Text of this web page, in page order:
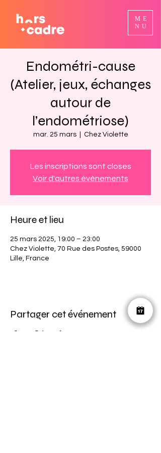
ME
NU
Endométri-cause
(Atelier, jeux, échanges
autour de
l’endométriose)
mar. 25 mars
  |
Chez Violette
Les inscriptions sont closes
Voir d'autres événements
Heure et lieu
25 mars 2025, 19:00 – 23:00
Chez Violette, 70 Rue des Postes, 59000
Lille, France
Partager cet événement